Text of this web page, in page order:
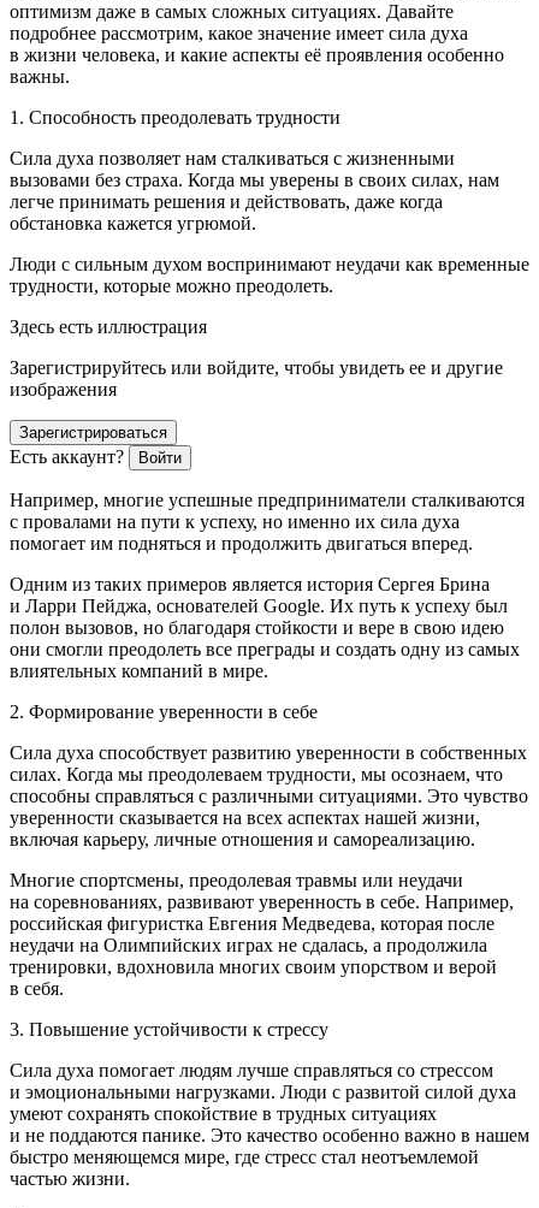
оптимизм даже в самых сложных ситуациях. Давайте
подробнее рассмотрим, какое значение имеет сила духа
в жизни человека, и какие аспекты её проявления особенно
важны.
1. Способность преодолевать трудности
Сила духа позволяет нам сталкиваться с жизненными
вызовами без страха. Когда мы уверены в своих силах, нам
легче принимать решения и действовать, даже когда
обстановка кажется угрюмой.
Люди с сильным духом воспринимают неудачи как временные
трудности, которые можно преодолеть.
Здесь есть иллюстрация
Зарегистрируйтесь или войдите, чтобы увидеть ее и другие
изображения
Зарегистрироваться
Есть аккаунт? Войти
Например, многие успешные предприниматели сталкиваются
с провалами на пути к успеху, но именно их сила духа
помогает им подняться и продолжить двигаться вперед.
Одним из таких примеров является история Сергея Брина
и Ларри Пейджа, основателей Google. Их путь к успеху был
полон вызовов, но благодаря стойкости и вере в свою идею
они смогли преодолеть все преграды и создать одну из самых
влиятельных компаний в мире.
2. Формирование уверенности в себе
Сила духа способствует развитию уверенности в собственных
силах. Когда мы преодолеваем трудности, мы осознаем, что
способны справляться с различными ситуациями. Это чувство
уверенности сказывается на всех аспектах нашей жизни,
включая карьеру, личные отношения и самореализацию.
Многие спортсмены, преодолевая травмы или неудачи
на соревнованиях, развивают уверенность в себе. Например,
российская фигуристка Евгения Медведева, которая после
неудачи на Олимпийских играх не сдалась, а продолжила
тренировки, вдохновила многих своим упорством и верой
в себя.
3. Повышение устойчивости к стрессу
Сила духа помогает людям лучше справляться со стрессом
и эмоциональными нагрузками. Люди с развитой силой духа
умеют сохранять спокойствие в трудных ситуациях
и не поддаются панике. Это качество особенно важно в нашем
быстро меняющемся мире, где стресс стал неотъемлемой
частью жизни.